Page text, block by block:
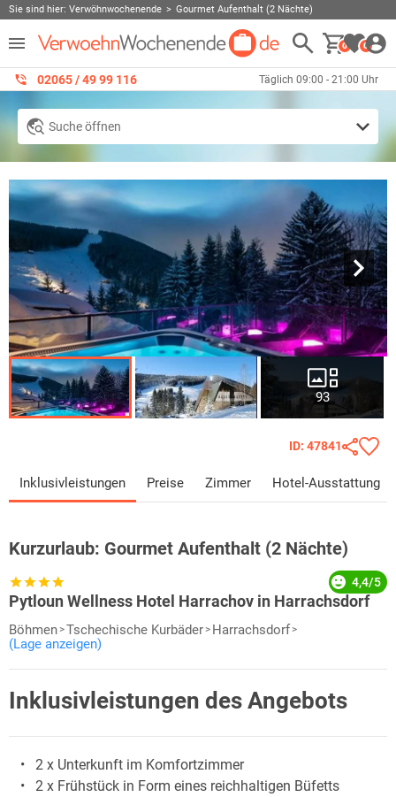
Sie sind hier: Verwöhnwochenende Gourmet Aufenthalt (2 Nächte)
0 0
02065 / 49 ‌99 116 Täglich 09:00 - 21:00 Uhr
Suche öffnen
93
ID: 47841
Inklusivleistungen Preise Zimmer Hotel-Ausstattung
Kurzurlaub: Gourmet Aufenthalt (2 Nächte)
Pytloun Wellness Hotel Harrachov in Harrachsdorf
4,4/5
Böhmen Tschechische Kurbäder
Harrachsdorf
(Lage anzeigen)
Inklusivleistungen des Angebots
2 x Unterkunft im Komfortzimmer
2 x Frühstück in Form eines reichhaltigen Büfetts